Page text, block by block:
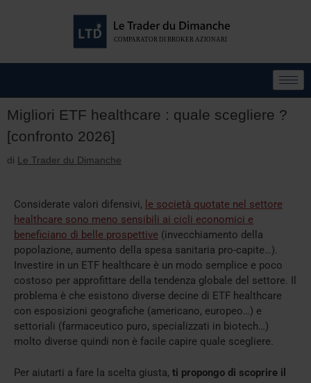
Migliori ETF healthcare : quale scegliere ?
[confronto 2026]
di Le Trader du Dimanche
Considerate valori difensivi, le società quotate nel settore
healthcare sono meno sensibili ai cicli economici e
beneficiano di belle prospettive (invecchiamento della
popolazione, aumento della spesa sanitaria pro-capite…).
Investire in un ETF healthcare è un modo semplice e poco
costoso per approfittare della tendenza globale del settore. Il
problema è che esistono diverse decine di ETF healthcare
con esposizioni geografiche (americano, europeo…) e
settoriali (farmaceutico puro, specializzati in biotech…)
molto diverse quindi non è facile capire quale scegliere.
Per aiutarti a fare la scelta giusta, ti propongo di scoprire il